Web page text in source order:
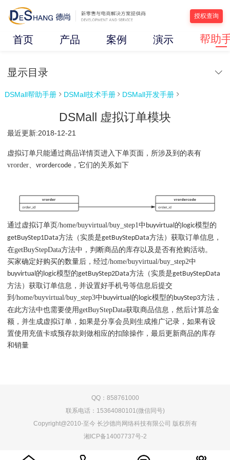
授权查询
首页 产品 案例 演示 帮助
显示目录
DSMall帮助手册  DSMall技术手册  DSMall开发手册 
DSMall 虚拟订单模块
最近更新:2018-12-21
虚拟订单只能通过商品详情页进入下单页面，所涉及到的表有
vrorder、vrordercode ，它们的关系如下
通过虚拟订单页/home/buyvirtual/buy_step1中 buyvirtual 的 logic模型的
getBuyStep1Data方法（实质是getBuyStepData方法）获取订单信息，
在getBuyStepData方法中，判断商品的库存以及是否有抢购活动。
买家确定好购买的数量后，经过/home/buyvirtual/buy_step2中
buyvirtual 的 logic模型的getBuyStep2Data方法（实质是getBuyStepData
方法）获取订单信息，并设置好手机号等信息后提交
到/home/buyvirtual/buy_step3中 buyvirtual 的 logic模型的 buyStep3方法，
在此方法中也需要使用getBuyStepData获取商品信息，然后计算总金
额，并生成虚拟订单，如果是分享会员则生成推广记录，如果有设
置使用充值卡或预存款则做相应的扣除操作，最后更新商品的库存
和销量
QQ：858761000
联系电话：15364080101(微信同号)
Copyright@2010-至今 长沙德尚网络科技有限公司 版权所有
湘ICP备14007737号-2